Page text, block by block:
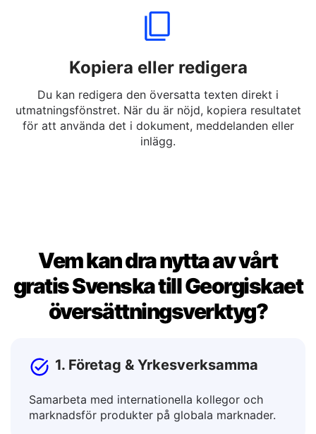
ansträngning.
Kopiera eller redigera
Du kan redigera den översatta texten direkt i
utmatningsfönstret. När du är nöjd, kopiera resultatet
Vem kan dra nytta av vårt
gratis Svenska till Georgiskaet
1. Företag & Yrkesverksamma